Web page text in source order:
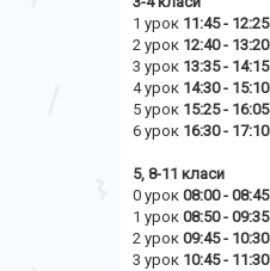
1 урок 11:45 - 12:25
2 урок 12:40 - 13:20
3 урок 13:35 - 14:15
4 урок 14:30 - 15:10
5 урок 15:25 - 16:05
6 урок 16:30 - 17:10
5, 8-11 класи
0 урок 08:00 - 08:45
1 урок 08:50 - 09:35
2 урок 09:45 - 10:30
3 урок 10:45 - 11:30